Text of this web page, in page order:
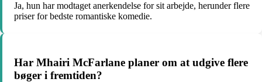
Ja, hun har modtaget anerkendelse for sit arbejde, herunder flere
priser for bedste romantiske komedie.
Har Mhairi McFarlane planer om at udgive flere
bøger i fremtiden?